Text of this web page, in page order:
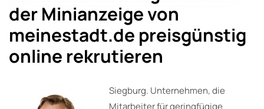
der Minianzeige von
meinestadt.de preisgünstig
online rekrutieren
Siegburg. Unternehmen, die
Mitarbeiter für geringfügige